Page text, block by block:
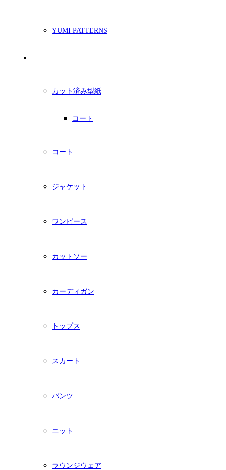
YUMI PATTERNS
カット済み型紙
コート
コート
ジャケット
ワンピース
カットソー
カーディガン
トップス
スカート
パンツ
ニット
ラウンジウェア